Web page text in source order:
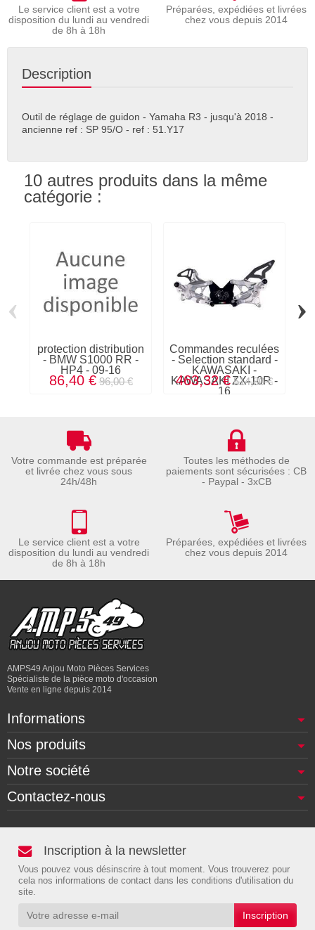
Le service client est a votre
disposition du lundi au vendredi
de 8h à 18h
Préparées, expédiées et livrées
chez vous depuis 2014
Description
Outil de réglage de guidon - Yamaha R3 - jusqu'à 2018 -
ancienne ref : SP 95/O - ref : 51.Y17
10 autres produits dans la même
catégorie :
protection distribution
- BMW S1000 RR -
HP4 - 09-16
86,40 € 96,00 €
Commandes reculées
- Selection standard -
KAWASAKI -
KAWASAKI ZX-10R -
16
463,32 € 514,80 €
‹ ›
Votre commande est préparée
et livrée chez vous sous
24h/48h
Toutes les méthodes de
paiements sont sécurisées : CB
- Paypal - 3xCB
Le service client est a votre
disposition du lundi au vendredi
de 8h à 18h
Préparées, expédiées et livrées
chez vous depuis 2014
AMPS49 Anjou Moto Pièces Services
Spécialiste de la pièce moto d'occasion
Vente en ligne depuis 2014
Informations
Nos produits
Notre société
Contactez-nous
Inscription à la newsletter
Vous pouvez vous désinscrire à tout moment. Vous trouverez pour
cela nos informations de contact dans les conditions d'utilisation du
site.